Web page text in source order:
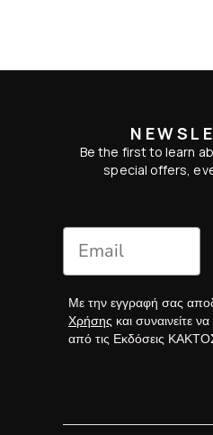
Be the first to learn
special offers,
Με την εγγραφή σας
Χρήσης και συναινείτε
από τις Εκδόσεις